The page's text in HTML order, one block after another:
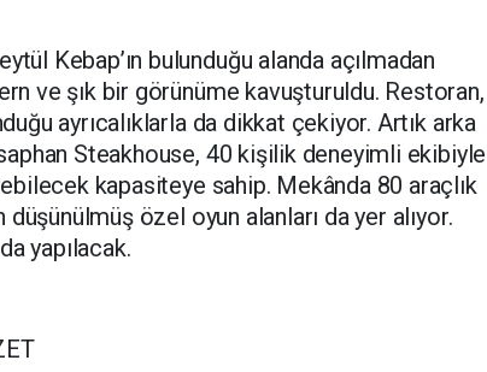
Kebap’ın bulunduğu alanda açılmadan
ve şık bir görünüme kavuşturuldu. Restoran,
ayrıcalıklarla da dikkat çekiyor. Artık arka
Steakhouse, 40 kişilik deneyimli ekibiyle
kapasiteye sahip. Mekânda 80 araçlık
özel oyun alanları da yer alıyor.
yapılacak.